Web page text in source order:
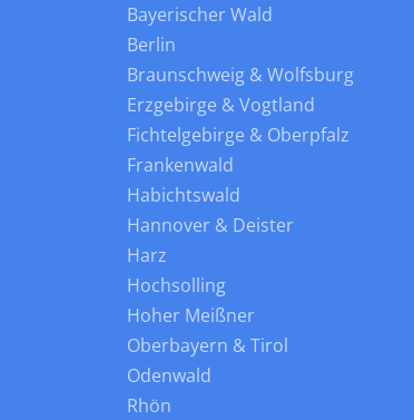
Bayerischer Wald
Berlin
Braunschweig & Wolfsburg
Erzgebirge & Vogtland
Fichtelgebirge & Oberpfalz
Frankenwald
Habichtswald
Hannover & Deister
Harz
Hochsolling
Hoher Meißner
Oberbayern & Tirol
Odenwald
Rhön